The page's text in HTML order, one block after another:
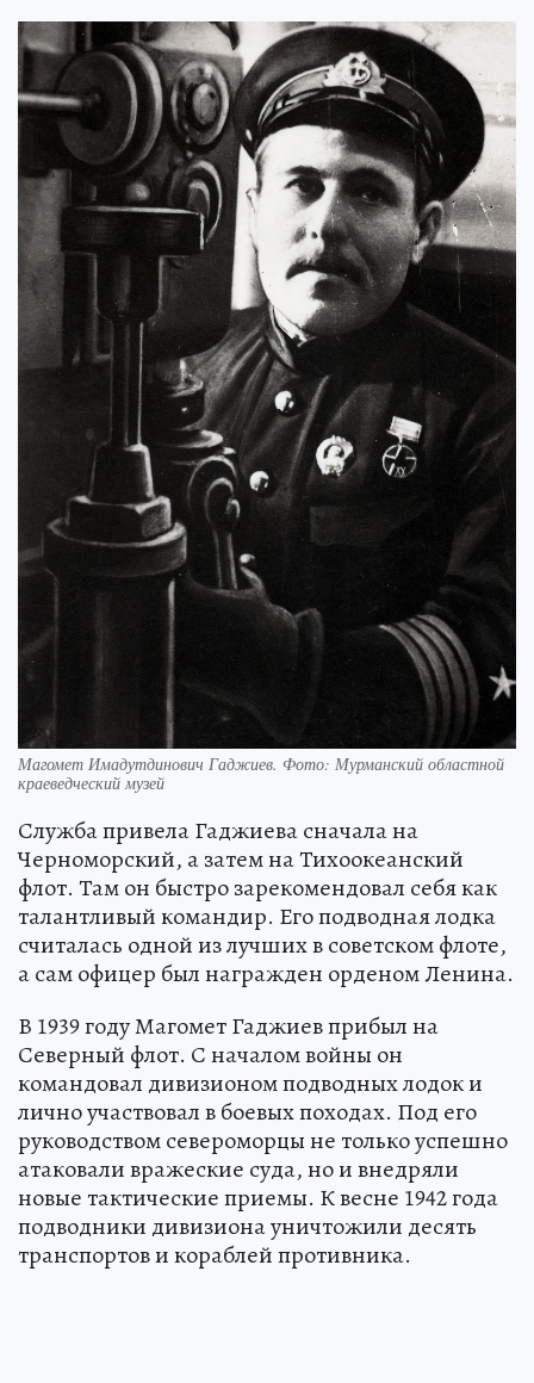
Магомет Имадутдинович Гаджиев. Фото: Мурманский областной
краеведческий музей
Служба привела Гаджиева сначала на
Черноморский, а затем на Тихоокеанский
флот. Там он быстро зарекомендовал себя как
талантливый командир. Его подводная лодка
считалась одной из лучших в советском флоте,
а сам офицер был награжден орденом Ленина.
В 1939 году Магомет Гаджиев прибыл на
Северный флот. С началом войны он
командовал дивизионом подводных лодок и
лично участвовал в боевых походах. Под его
руководством североморцы не только успешно
атаковали вражеские суда, но и внедряли
новые тактические приемы. К весне 1942 года
подводники дивизиона уничтожили десять
транспортов и кораблей противника.